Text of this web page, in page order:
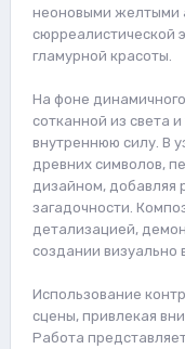
неоновыми желтыми
сюрреалистической
гламурной красоты.
На фоне
сотканной из света
внутреннюю силу. В
древних символов,
дизайном, добавляя
загадочности.
детализацией,
создании визуально
Использование
сцены, привлекая
Работа